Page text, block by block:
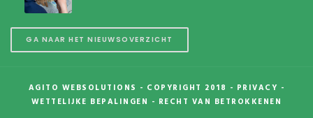
GA NAAR HET NIEUWSOVERZICHT
AGITO WEBSOLUTIONS - COPYRIGHT 2018 - PRIVACY -
WETTELIJKE BEPALINGEN - RECHT VAN BETROKKENEN